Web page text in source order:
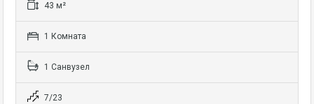
43 м²
1 Комната
1 Санвузел
7/23